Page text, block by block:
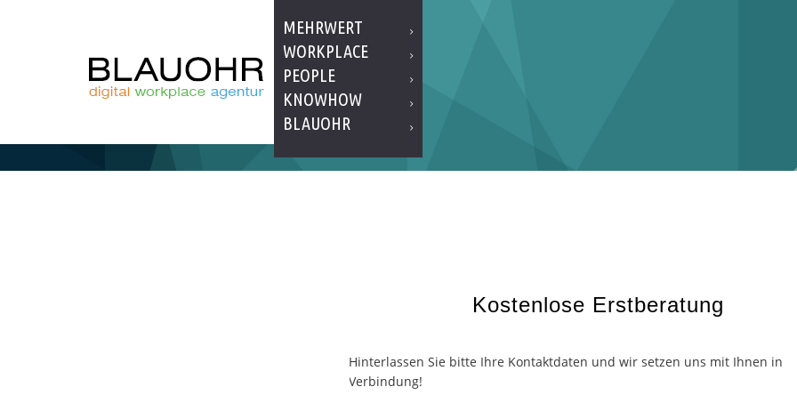
MEHRWERT
WORKPLACE
PEOPLE
KNOWHOW
BLAUOHR
Kostenlose Erstberatung
Hinterlassen Sie bitte Ihre Kontaktdaten und wir setzen uns mit Ihnen in
Verbindung!